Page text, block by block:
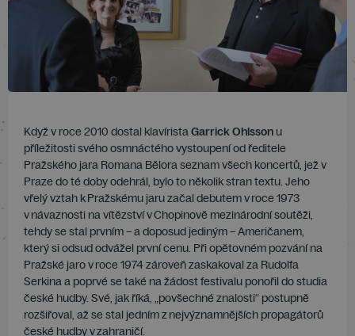
Když v roce 2010 dostal klavíristaGarrick Ohlsson u
příležitosti svého osmnáctého vystoupení od ředitele
Pražského jara Romana Bělora seznam všech koncertů, jež v
Praze do té doby odehrál, bylo to několik stran textu. Jeho
vřelý vztah k Pražskému jaru začal debutem v roce 1973
v návaznosti na vítězství v Chopinově mezinárodní soutěži,
tehdy se stal prvním – a doposud jediným – Američanem,
který si odsud odvážel první cenu. Při opětovném pozvání na
Pražské jaro v roce 1974 zároveň zaskakoval za Rudolfa
Serkina a poprvé se také na žádost festivalu ponořil do studia
české hudby. Své, jak říká, „povšechné znalosti“ postupně
rozšiřoval, až se stal jedním z nejvýznamnějších propagátorů
české hudby v zahraničí.